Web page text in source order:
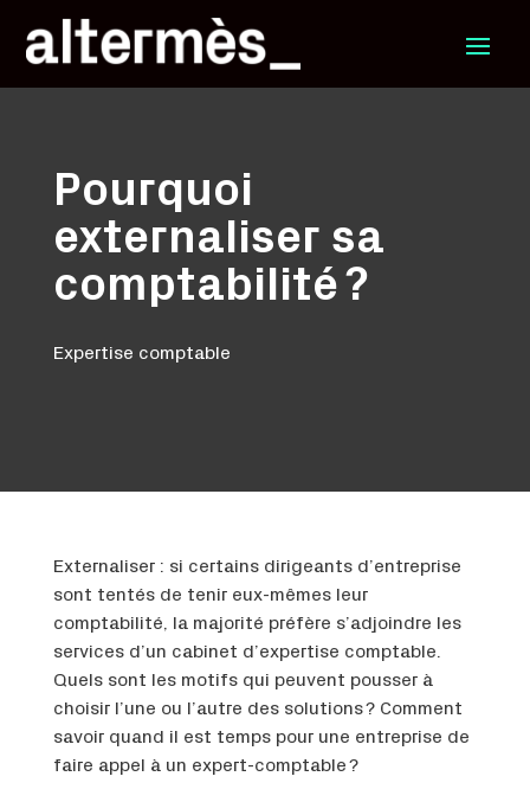
Pourquoi
externaliser sa
comptabilité ?
Expertise comptable
Externaliser : si certains dirigeants d’entreprise
sont tentés de tenir eux-mêmes leur
comptabilité, la majorité préfère s’adjoindre les
services d’un cabinet d’expertise comptable.
Quels sont les motifs qui peuvent pousser à
choisir l’une ou l’autre des solutions ? Comment
savoir quand il est temps pour une entreprise de
faire appel à un expert-comptable ?